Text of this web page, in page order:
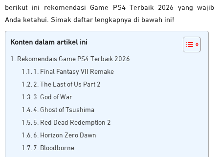
berikut ini rekomendasi Game PS4 Terbaik 2026 yang wajib
Anda ketahui. Simak daftar lengkapnya di bawah ini!
Konten dalam artikel ini
Rekomendais Game PS4 Terbaik 2026
1. Final Fantasy VII Remake
2. The Last of Us Part 2
3. God of War
4. Ghost of Tsushima
5. Red Dead Redemption 2
6. Horizon Zero Dawn
7. Bloodborne